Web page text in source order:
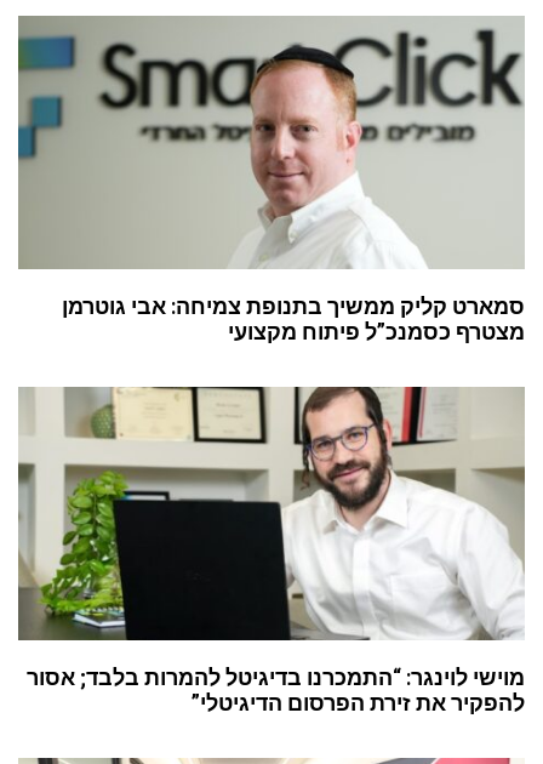
סמארט קליק ממשיך בתנופת צמיחה: אבי גוטרמן
מצטרף כסמנכ”ל פיתוח מקצועי
מוישי לוינגר: “התמכרנו בדיגיטל להמרות בלבד; אסור
להפקיר את זירת הפרסום הדיגיטלי”